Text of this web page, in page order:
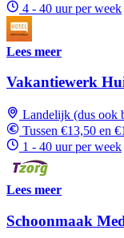
4 - 40 uur per week
Lees meer
Vakantiewerk
Landelijk (dus ook
Tussen €13,50 en
1 - 40 uur per week
Lees meer
Schoonmaak